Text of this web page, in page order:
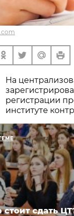
На
регистрации
институте
стоит сдать